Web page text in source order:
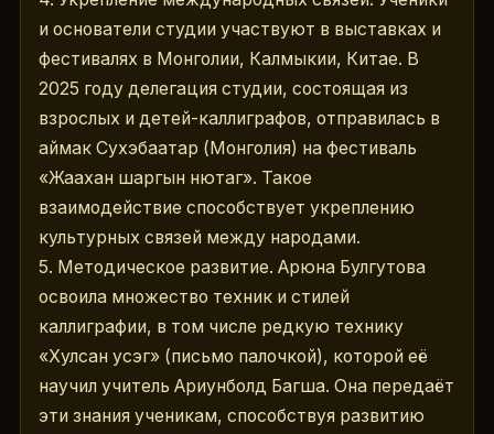
и основатели студии участвуют в выставках и
фестивалях в Монголии, Калмыкии, Китае. В
2025 году делегация студии, состоящая из
взрослых и детей-каллиграфов, отправилась в
аймак Сухэбаатар (Монголия) на фестиваль
«Жаахан шаргын нютаг». Такое
взаимодействие способствует укреплению
культурных связей между народами.
5. Методическое развитие. Арюна Булгутова
освоила множество техник и стилей
каллиграфии, в том числе редкую технику
«Хулсан усэг» (письмо палочкой), которой её
научил учитель Ариунболд Багша. Она передаёт
эти знания ученикам, способствуя развитию